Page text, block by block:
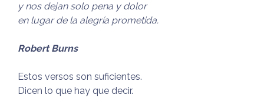
y nos dejan solo pena y dolor
en lugar de la alegría prometida.
Robert Burns
Estos versos son suficientes.
Dicen lo que hay que decir.